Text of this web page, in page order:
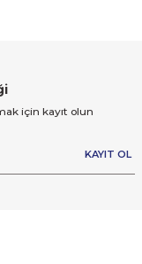
için kayıt olun
KAYIT OL